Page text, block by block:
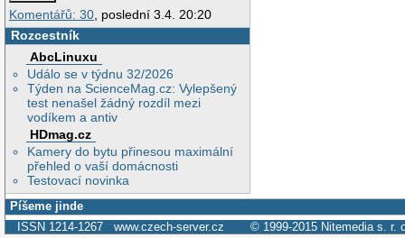
Komentářů: 30 , poslední 3.4. 20:20
Rozcestník
AbcLinuxu
Událo se v týdnu 32/2026
Týden na ScienceMag.cz: Vylepšený
test nenašel žádný rozdíl mezi
vodíkem a antiv
HDmag.cz
Kamery do bytu přinesou maximální
přehled o vaší domácnosti
Testovací novinka
Píšeme jinde
ISSN 1214-1267 www.czech-server.cz © 1999-2015 Nitemedia s. r.